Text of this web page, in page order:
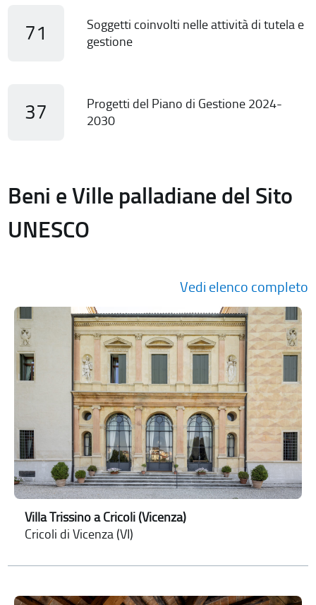
71
Soggetti coinvolti nelle attività di tutela e
gestione
37
Progetti del Piano di Gestione 2024-
2030
Beni e Ville palladiane del Sito
UNESCO
Vedi elenco completo
Villa Trissino a Cricoli (Vicenza)
Cricoli di Vicenza (VI)